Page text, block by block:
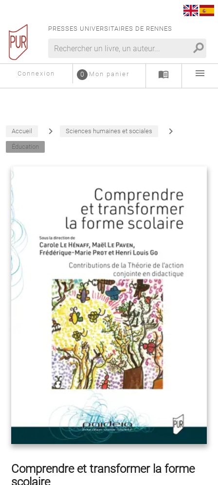
PRESSES UNIVERSITAIRES DE RENNES
search
Connexion Mon panier
0 menu_book menu
Accueil navigate_next Sciences humaines et sociales navigate_next
Éducation
Comprendre et transformer la forme
scolaire